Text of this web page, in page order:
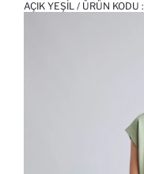
AÇIK YEŞIL / ÜRÜN KODU :